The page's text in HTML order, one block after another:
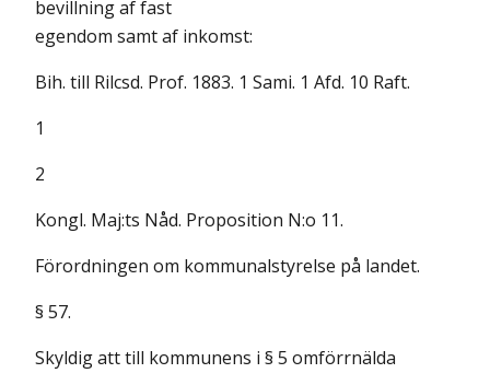
bevillning af fast
egendom samt af inkomst:
Bih. till Rilcsd. Prof. 1883. 1 Sami. 1 Afd. 10 Raft.
1
2
Kongl. Maj:ts Nåd. Proposition N:o 11.
Förordningen om kommunalstyrelse på landet.
§ 57.
Skyldig att till kommunens i § 5 omförrnälda